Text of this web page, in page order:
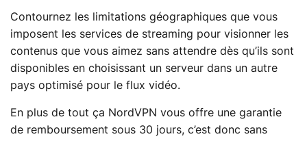
Contournez les limitations géographiques que vous
imposent les services de streaming pour visionner les
contenus que vous aimez sans attendre dès qu’ils sont
disponibles en choisissant un serveur dans un autre
pays optimisé pour le flux vidéo.
En plus de tout ça NordVPN vous offre une garantie
de remboursement sous 30 jours, c’est donc sans